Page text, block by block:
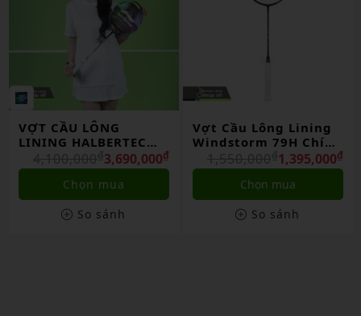
Vợt Cầu Lông Lining
Windstorm 79H Chính
Hãng
1,395,000₫
1,550,000₫
Chọn mua
So sánh
Vợt Cầu Lông Lining
Turbo Charging 50d
Chính Hãng 1,575,000₫
1,750,000₫
Chọn mua
So sánh